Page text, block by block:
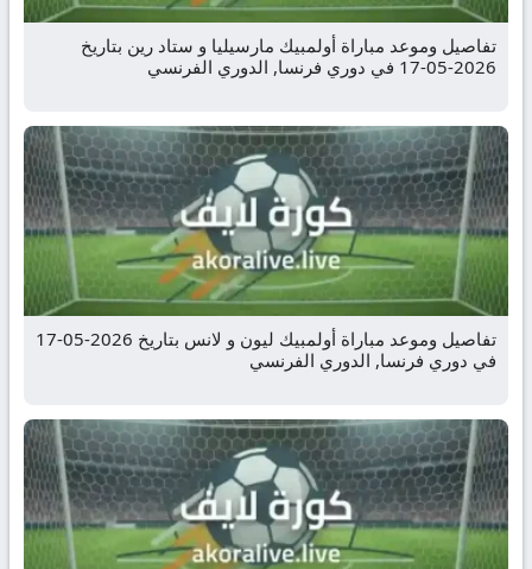
تفاصيل وموعد مباراة أولمبيك مارسيليا و ستاد رين بتاريخ
2026-05-17 في دوري فرنسا, الدوري الفرنسي
تفاصيل وموعد مباراة أولمبيك ليون و لانس بتاريخ 2026-05-17
في دوري فرنسا, الدوري الفرنسي